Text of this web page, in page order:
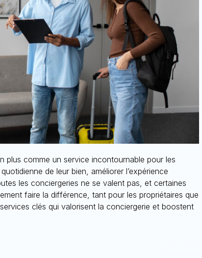
plus comme un service incontournable pour les
de leur bien, améliorer l’expérience
les conciergeries ne se valent pas, et certaines
faire la différence, tant pour les propriétaires que
clés qui valorisent la conciergerie et boostent